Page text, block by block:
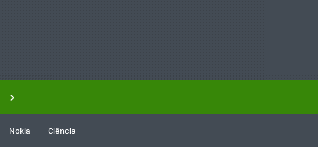
Nokia Ciência